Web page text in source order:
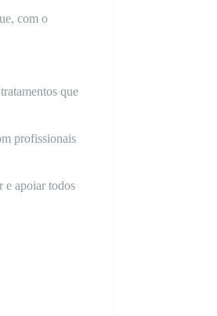
com o
que
profissionais
e apoiar todos